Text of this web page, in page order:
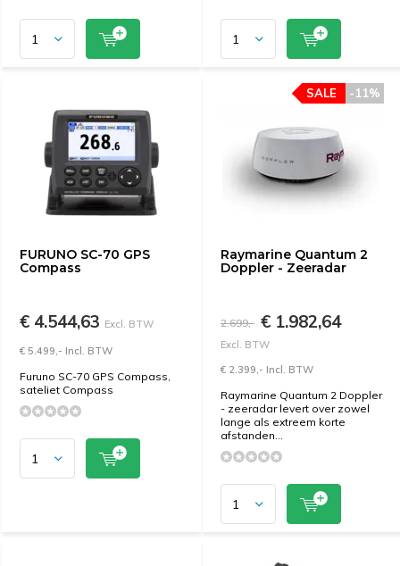
FURUNO SC-70 GPS
Compass
€ 4.544,63 Excl. BTW
€ 5.499,- Incl. BTW
Furuno SC-70 GPS Compass,
sateliet Compass
Raymarine Quantum 2
Doppler - Zeeradar
-11%
SALE
2.699,- € 1.982,64
Excl. BTW
€ 2.399,- Incl. BTW
Raymarine Quantum 2 Doppler
- zeeradar levert over zowel
lange als extreem korte
afstanden...